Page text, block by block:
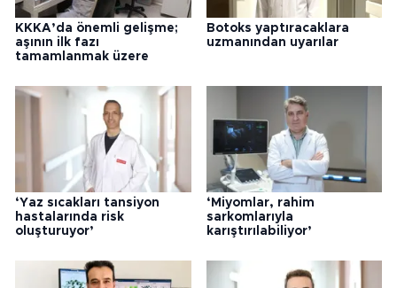
KKKA’da önemli gelişme;
aşının ilk fazı
tamamlanmak üzere
Botoks yaptıracaklara
uzmanından uyarılar
‘Yaz sıcakları tansiyon
hastalarında risk
oluşturuyor’
‘Miyomlar, rahim
sarkomlarıyla
karıştırılabiliyor’